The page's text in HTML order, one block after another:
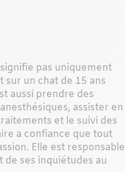
pas uniquement
sur un chat de 15 ans
aussi prendre des
assister en
et le suivi des
a confiance que tout
Elle est responsable
ses inquiétudes au